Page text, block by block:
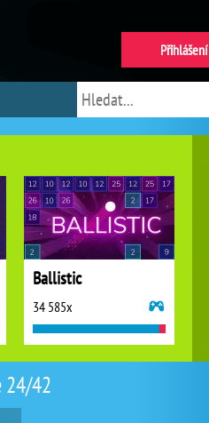
24/42
Ballistic
34 585x
Přihlášení